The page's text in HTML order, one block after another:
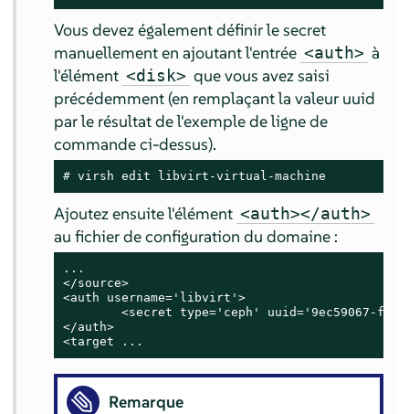
Vous devez également définir le secret
manuellement en ajoutant l'entrée <auth> à
l'élément <disk> que vous avez saisi
précédemment (en remplaçant la valeur uuid
par le résultat de l'exemple de ligne de
commande ci-dessus).
# virsh edit libvirt-virtual-machine
Ajoutez ensuite l'élément <auth></auth>
au fichier de configuration du domaine :
...
</source>
<auth username='libvirt'>
<secret type='ceph' uuid='9ec59067-
</auth>
<target ...
Remarque